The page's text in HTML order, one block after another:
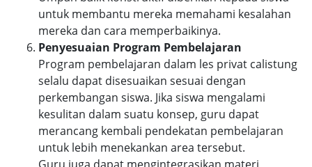
untuk membantu mereka memahami kesalahan
mereka dan cara memperbaikinya.
Penyesuaian Program Pembelajaran
Program pembelajaran dalam les privat calistung
selalu dapat disesuaikan sesuai dengan
perkembangan siswa. Jika siswa mengalami
kesulitan dalam suatu konsep, guru dapat
merancang kembali pendekatan pembelajaran
untuk lebih menekankan area tersebut.